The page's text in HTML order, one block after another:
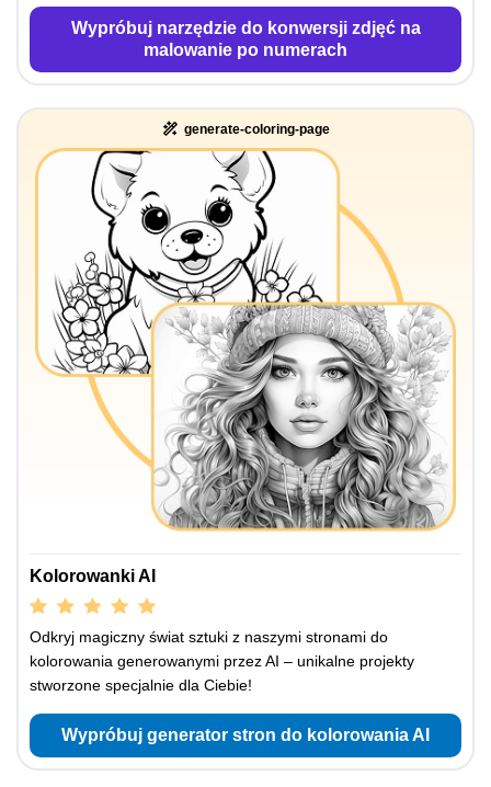
Wypróbuj narzędzie do konwersji zdjęć na
malowanie po numerach
generate-coloring-page
Kolorowanki AI
Odkryj magiczny świat sztuki z naszymi stronami do
kolorowania generowanymi przez AI – unikalne projekty
stworzone specjalnie dla Ciebie!
Wypróbuj generator stron do kolorowania AI